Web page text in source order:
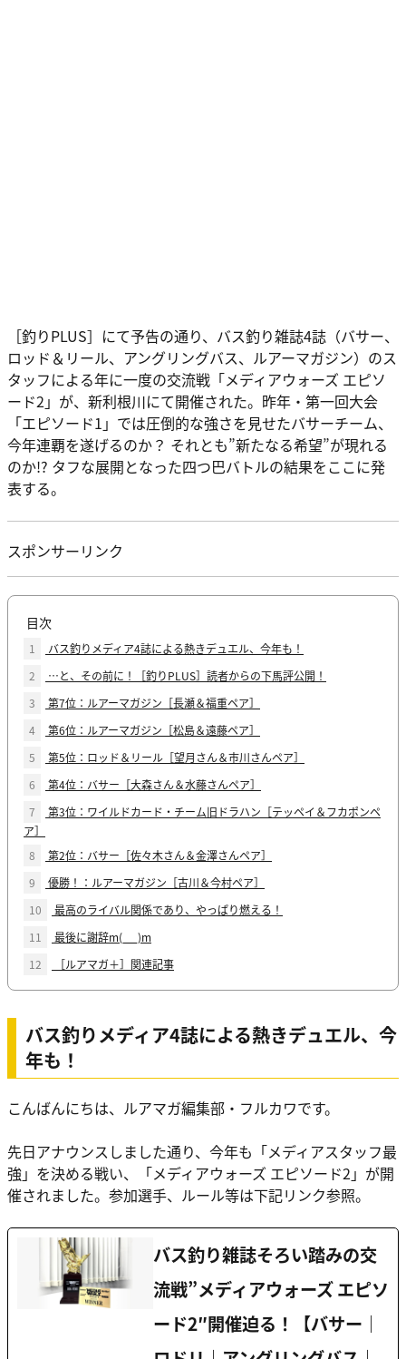
［釣りPLUS］にて予告の通り、バス釣り雑誌4誌（バサー、
ロッド＆リール、アングリングバス、ルアーマガジン）のス
タッフによる年に一度の交流戦「メディアウォーズ エピソ
ード2」が、新利根川にて開催された。昨年・第一回大会
「エピソード1」では圧倒的な強さを見せたバサーチーム、
今年連覇を遂げるのか？ それとも”新たなる希望”が現れる
のか!? タフな展開となった四つ巴バトルの結果をここに発
表する。
スポンサーリンク
目次
1
バス釣りメディア4誌による熱きデュエル、今年も！
2
…と、その前に！［釣りPLUS］読者からの下馬評公開！
3
第7位：ルアーマガジン［長瀬＆福重ペア］
4
第6位：ルアーマガジン［松島＆遠藤ペア］
5
第5位：ロッド＆リール［望月さん＆市川さんペア］
6
第4位：バサー［大森さん＆水藤さんペア］
7
第3位：ワイルドカード・チーム旧ドラハン［テッペイ＆フカポンペ
ア］
8
第2位：バサー［佐々木さん＆金澤さんペア］
9
優勝！：ルアーマガジン［古川＆今村ペア］
10
最高のライバル関係であり、やっぱり燃える！
11
最後に謝辞m(_ _)m
12
［ルアマガ＋］関連記事
バス釣りメディア4誌による熱きデュエル、今
年も！
こんばんにちは、ルアマガ編集部・フルカワです。
先日アナウンスしました通り、今年も 「メディアスタッフ最
強」 を決める戦い、「メディアウォーズ エピソード2」が開
催されました。参加選手、ルール等は下記リンク参照。
バス釣り雑誌そろい踏みの交
流戦”メディアウォーズ エピソ
ード2″開催迫る！【バサー｜